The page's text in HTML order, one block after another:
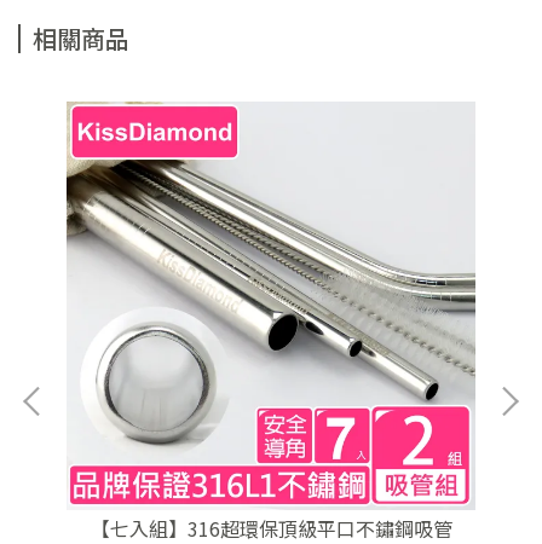
相關商品
【七入組】316超環保頂級平口不鏽鋼吸管